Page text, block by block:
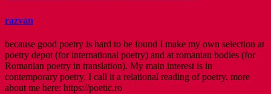
razvan
because good poetry is hard to be found I make my own selection at
poetry depot (for international poetry) and at romanian bodies (for
Romanian poetry in translation). My main interest is in
contemporary poetry. I call it a relational reading of poetry. more
about me here: https://poetic.ro